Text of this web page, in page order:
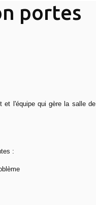
portes
et l'équipe qui gère la salle de
: